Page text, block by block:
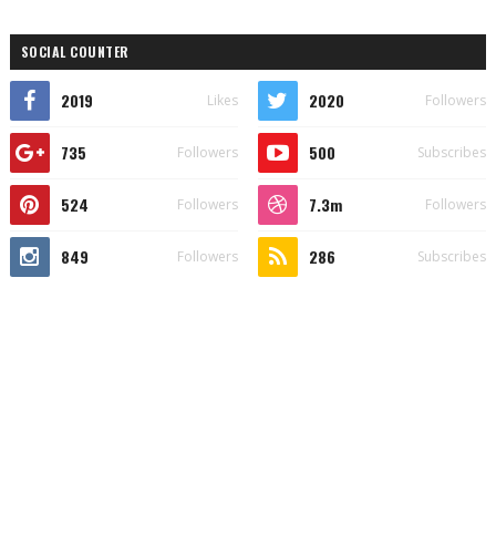
SOCIAL COUNTER
2019 Likes 2020 Followers
735 Followers 500 Subscribes
524 Followers 7.3m Followers
849 Followers 286 Subscribes